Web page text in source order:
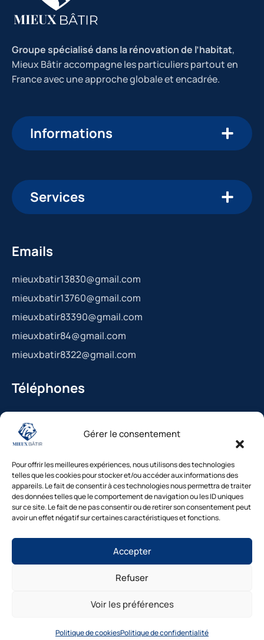
Gérer le consentement
Pour offrir les meilleures expériences, nous utilisons des technologies
telles que les cookies pour stocker et/ou accéder aux informations des
appareils. Le fait de consentir à ces technologies nous permettra de traiter
des données telles que le comportement de navigation ou les ID uniques
sur ce site. Le fait de ne pas consentir ou de retirer son consentement peut
avoir un effet négatif sur certaines caractéristiques et fonctions.
Accepter
Refuser
Voir les préférences
Politique de cookiesPolitique de confidentialité
Groupe spécialisé dans la rénovation de l’habitat,
Mieux Bâtir accompagne les particuliers partout en
France avec une approche globale et encadrée.
Informations
Services
Emails
mieuxbatir13830@gmail.com
mieuxbatir13760@gmail.com
mieuxbatir83390@gmail.com
mieuxbatir84@gmail.com
mieuxbatir8322@gmail.com
Téléphones
La Bédoule : 04.42.36.29.99
St-Cannat : 04.42.36.29.99
Cavaillon : 04.84.85.88.94
Le Beausset : 04.94.38.22.19
© Mieux Bâtir – Tous droits réservés |
Politique de confidentialité|
Accessibilité
Site réalisé par Mieux Bâtir
Besoin d’un diagnostic ?
Nos experts vous répondentsous 48h
1. Inspection gratuite →2. Devis clair →3.